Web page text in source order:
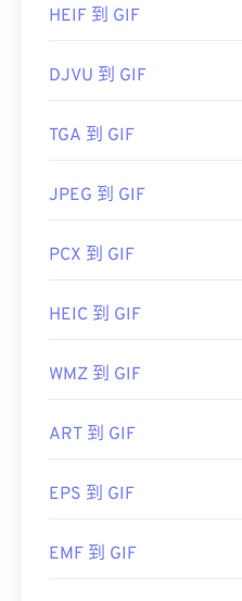
HEIF 到 GIF
DJVU 到 GIF
TGA 到 GIF
JPEG 到 GIF
PCX 到 GIF
HEIC 到 GIF
WMZ 到 GIF
ART 到 GIF
EPS 到 GIF
EMF 到 GIF